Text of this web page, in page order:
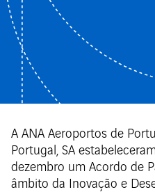
A ANA Aeroportos de
Portugal, SA
dezembro um Acordo de
âmbito da Inovação e